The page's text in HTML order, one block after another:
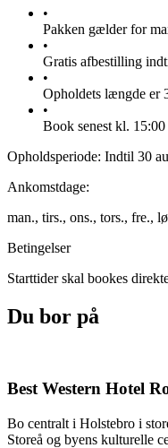
•
Pakken gælder for
•
Gratis afbestilling
•
Opholdets længde er
•
Book senest kl. 15:00
Opholdsperiode: Indtil 30
Ankomstdage:
man., tirs., ons., tors., fre.,
Betingelser
Starttider skal bookes
Du bor på
Best Western Hotel
Bo centralt i Holstebro i
Storeå og byens kulturelle